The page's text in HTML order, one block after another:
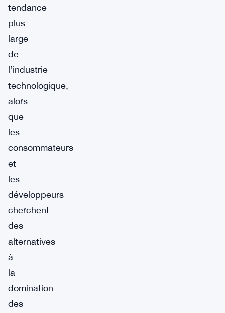
tendance
plus
large
de
l’industrie
technologique,
alors
que
les
consommateurs
et
les
développeurs
cherchent
des
alternatives
à
la
domination
des